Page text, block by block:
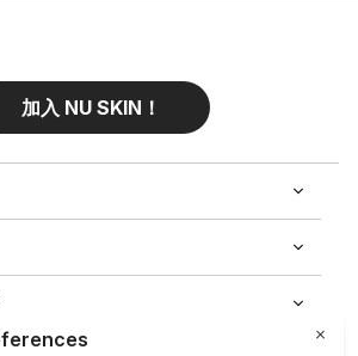
加入 NU SKIN！